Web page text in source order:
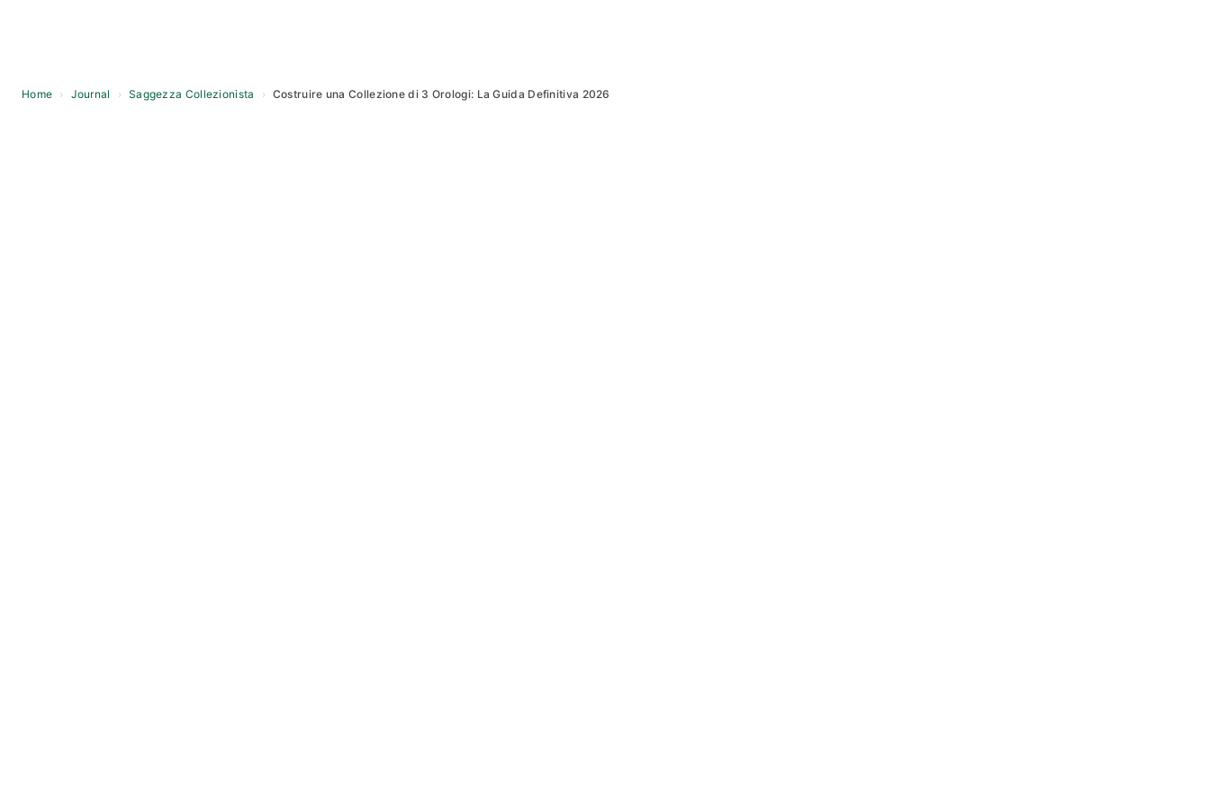
Home › Journal › Saggezza Collezionista › Costruire una Collezione di 3 Orologi: La Guida Definitiva 2026